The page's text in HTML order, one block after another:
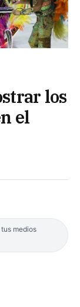
los
el
medios